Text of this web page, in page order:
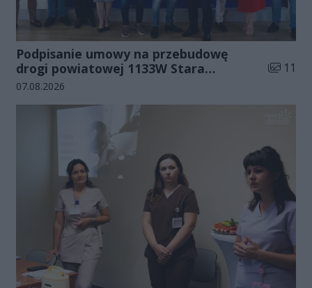
Podpisanie umowy na przebudowę
drogi powiatowej 1133W Stara
Błotnica - Jedlanka (zdjęcia)
Liczba
11
Data dodania galerii:
07.08.2026